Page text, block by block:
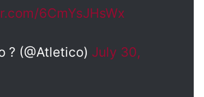
6CmYsJHsWx
? (@Atletico) July 30,